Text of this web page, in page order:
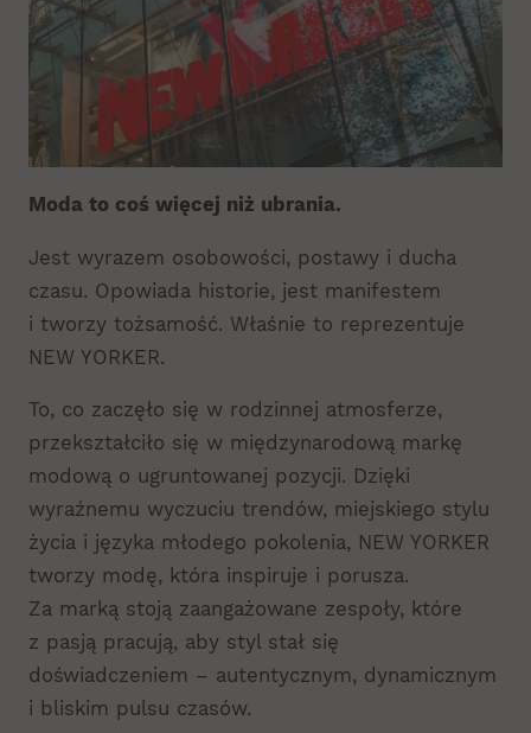
Moda to coś więcej niż ubrania.
Jest wyrazem osobowości, postawy i ducha
czasu. Opowiada historie, jest manifestem
i tworzy tożsamość. Właśnie to reprezentuje
NEW YORKER.
To, co zaczęło się w rodzinnej atmosferze,
przekształciło się w międzynarodową markę
modową o ugruntowanej pozycji. Dzięki
wyraźnemu wyczuciu trendów, miejskiego stylu
życia i języka młodego pokolenia, NEW YORKER
tworzy modę, która inspiruje i porusza.
Za marką stoją zaangażowane zespoły, które
z pasją pracują, aby styl stał się
doświadczeniem – autentycznym, dynamicznym
i bliskim pulsu czasów.